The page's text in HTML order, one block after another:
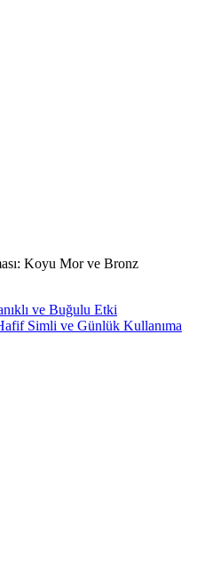
Koyu Mor ve Bronz
ve Buğulu Etki
Simli ve Günlük Kullanıma